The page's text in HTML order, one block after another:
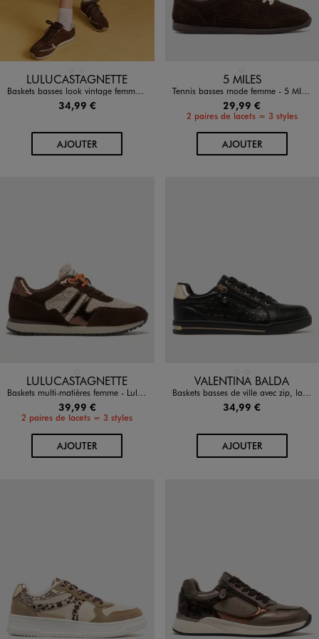
Disponible en 2 coloris
LULUCASTAGNETTE
Baskets basses look vintage femme - LuluCastagnette
34,99 €
AJOUTERAU PANIER
Disponible en 1 coloris
5 MILES
Tennis basses mode femme - 5 MILES
29,99 €
2 paires de lacets = 3 styles
AJOUTERAU PANIER
Disponible en 1 coloris
LULUCASTAGNETTE
Baskets multi-matières femme - LuluCastagnette
39,99 €
2 paires de lacets = 3 styles
AJOUTERAU PANIER
Disponible en 2 coloris
VALENTINA BALDA
Baskets basses de ville avec zip, lacets et détails girly femme
34,99 €
AJOUTERAU PANIER